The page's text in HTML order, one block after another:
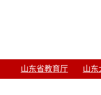
山东省教育厅 山东